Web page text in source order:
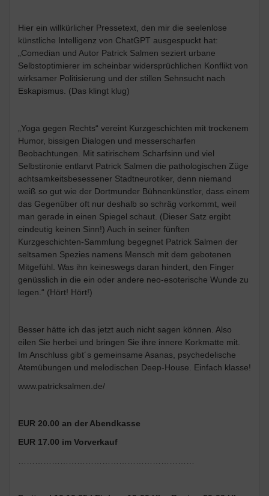
Hier ein willkürlicher Pressetext, den mir die seelenlose
künstliche Intelligenz von ChatGPT ausgespuckt hat:
„Comedian und Autor Patrick Salmen seziert urbane
Selbstoptimierer im scheinbar widersprüchlichen Konflikt von
wirksamer Politisierung und der stillen Sehnsucht nach
Eskapismus. (Das klingt klug)
„Yoga gegen Rechts“ vereint Kurzgeschichten mit trockenem
Humor, bissigen Dialogen und messerscharfen
Beobachtungen. Mit satirischem Scharfsinn und viel
Selbstironie entlarvt Patrick Salmen die pathologischen Züge
achtsamkeitsbesessener Stadtneurotiker, denn niemand
weiß so gut wie der Dortmunder Bühnenkünstler, dass einem
das Gegenüber oft nur deshalb so schräg vorkommt, weil
man gerade in einen Spiegel schaut. (Dieser Satz ergibt
eindeutig keinen Sinn!) Auch in seiner fünften
Kurzgeschichten-Sammlung begegnet Patrick Salmen der
seltsamen Spezies namens Mensch mit dem gebotenen
Mitgefühl. Was ihn keineswegs daran hindert, den Finger
genüsslich in die ein oder andere neo-esoterische Wunde zu
legen.“ (Hört! Hört!)
Besser hätte ich das jetzt auch nicht sagen können. Also
eilen Sie herbei und bringen Sie ihre innere Korkmatte mit.
Im Anschluss gibt´s gemeinsame Asanas, psychedelische
Atemübungen und melodischen Deep-House. Einfach klasse!
www.patricksalmen.de/
EUR 20.00 an der Abendkasse
EUR 17.00 im Vorverkauf